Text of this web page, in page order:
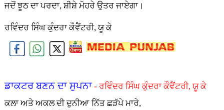
ਜਦੋਂ ਝੂਠ ਦਾ ਪਰਦਾ, ਸ਼ੀਸ਼ੇ ਮੋਹਰੇ ਉਤਰ ਜਾਏਗਾ।
ਰਵਿੰਦਰ ਸਿੰਘ ਕੁੰਦਰਾ ਕੌਵੈਂਟਰੀ, ਯੂ ਕੇ
ਡਾਕਟਰ ਬਣਨ ਦਾ ਸੁਪਨਾ- ਰਵਿੰਦਰ ਸਿੰਘ ਕੁੰਦਰਾ ਕੌਵੈਂਟਰੀ, ਯੂ ਕੇ
ਕਲਾ ਅਤੇ ਅਕਲ ਦੀ ਦੁਨੀਆ ਨਿੱਤ ਛੜੱਪੇ ਮਾਰੇ,